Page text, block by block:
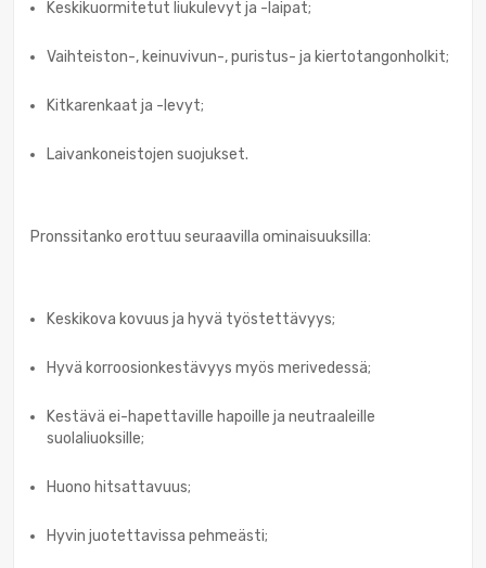
Keskikuormitetut liukulevyt ja -laipat;
Vaihteiston-, keinuvivun-, puristus- ja kiertotangonholkit;
Kitkarenkaat ja -levyt;
Laivankoneistojen suojukset.
Pronssitanko erottuu seuraavilla ominaisuuksilla:
Keskikova kovuus ja hyvä työstettävyys;
Hyvä korroosionkestävyys myös merivedessä;
Kestävä ei-hapettaville hapoille ja neutraaleille
suolaliuoksille;
Huono hitsattavuus;
Hyvin juotettavissa pehmeästi;